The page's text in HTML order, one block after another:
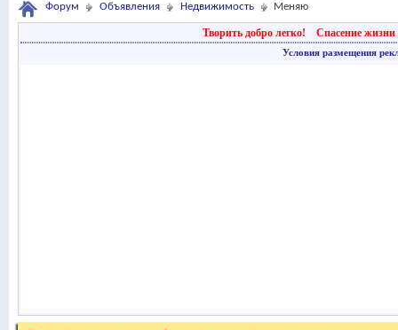
Форум Объявления Недвижимость Меняю
Творить добро легко! Спасение жизни
Условия размещения